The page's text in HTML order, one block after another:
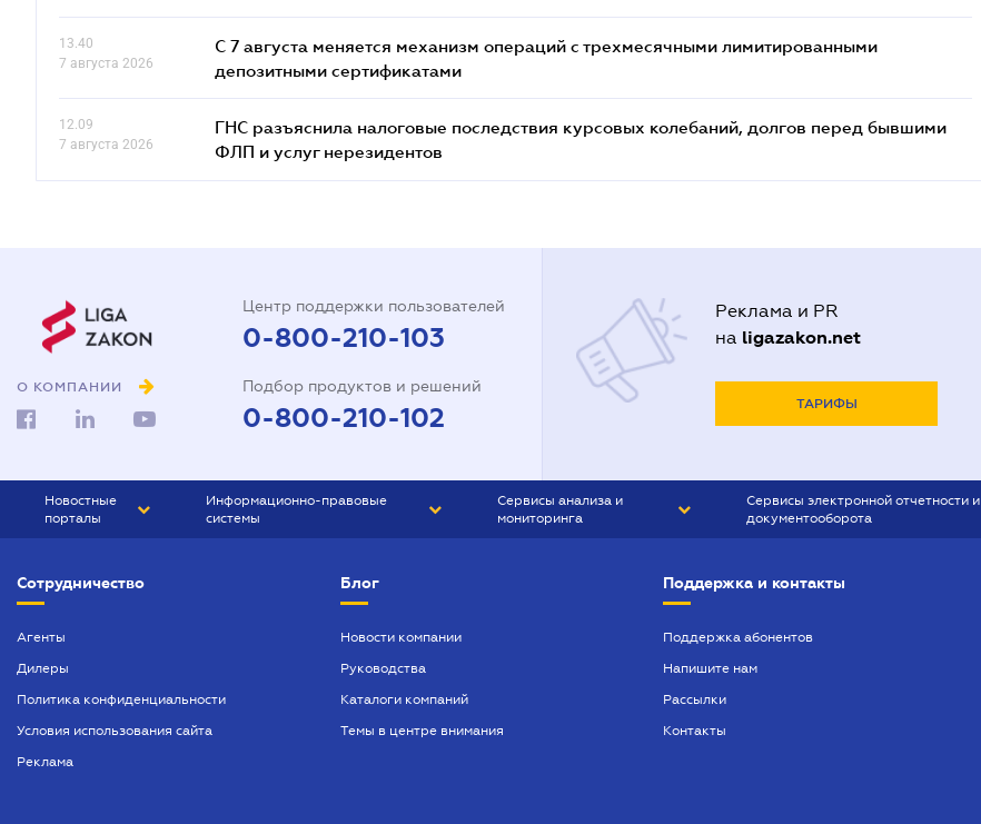
13.40
7 августа 2026
С 7 августа меняется механизм операций с трехмесячными лимитированными
депозитными сертификатами
12.09
7 августа 2026
ГНС разъяснила налоговые последствия курсовых колебаний, долгов перед бывшими
ФЛП и услуг нерезидентов
О КОМПАНИИ
Центр поддержки пользователей
0-800-210-103
Подбор продуктов и решений
0-800-210-102
Реклама и PR
на ligazakon.net
ТАРИФЫ
Новостные
порталы
БИЗНЕС
Информационно-правовые
системы
БУХГАЛТЕР ПРОФ
ЮРИСТ ПРОФ
Сервисы анализа и
мониторинга
Сервисы электронной отчетности и
документооборота
Сотрудничество
Агенты
Дилеры
Политика конфиденциальности
Условия использования сайта
Реклама
Блог
Новости компании
Руководства
Каталоги компаний
Темы в центре внимания
Поддержка и контакты
Поддержка абонентов
Напишите нам
Рассылки
Контакты